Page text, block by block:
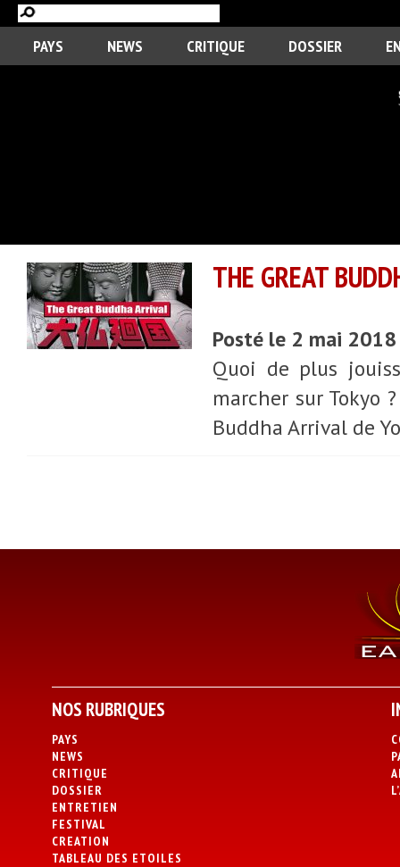
PAYS NEWS CRITIQUE DOSSIER
THE GREAT
Posté le 2 mai
Quoi de plus
marcher sur Tokyo
Buddha Arrival de
NOS RUBRIQUES
PAYS
NEWS
CRITIQUE
DOSSIER
ENTRETIEN
FESTIVAL
CREATION
TABLEAU DES ETOILES